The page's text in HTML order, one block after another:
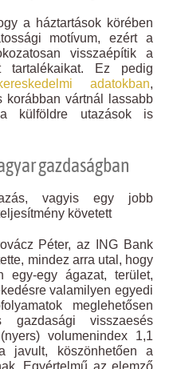
a háztartások körében
motívum, ezért a
visszaépítik a
tartalékaikat. Ez pedig
adatokban,
korábban vártnál lassabb
a külföldre utazások is
gazdaságban
vagyis egy jobb
követett
Péter, az ING Bank
mindez arra utal, hogy
egy-egy ágazat, terület,
valamilyen egyedi
meglehetősen
gazdasági visszaesés
volumenindex 1,1
javult, köszönhetően a